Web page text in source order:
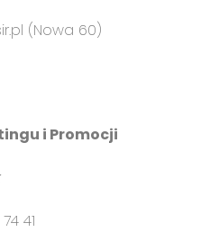
(Nowa 60)
i Promocji
41